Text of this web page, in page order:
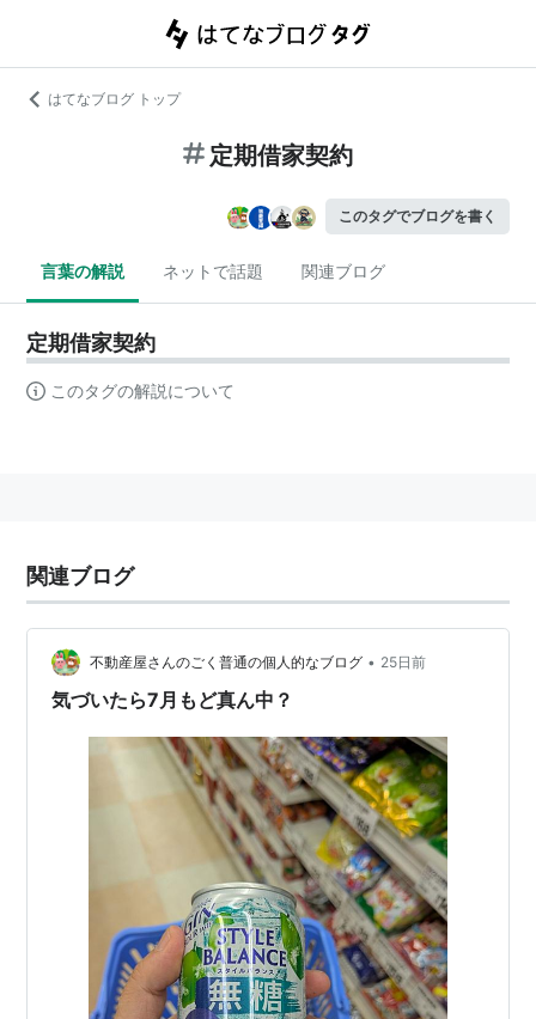
はてなブログ トップ
定期借家契約
このタグでブログを書く
言葉の解説 ネットで話題 関連ブログ
定期借家契約
このタグの解説について
関連ブログ
不動産屋さんのごく普通の個人的なブログ • 25日前
気づいたら7月もど真ん中？